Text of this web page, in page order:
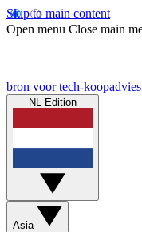
Skip to main content
Open menu Close main
bron voor tech-koopadvies
NL Edition
Asia